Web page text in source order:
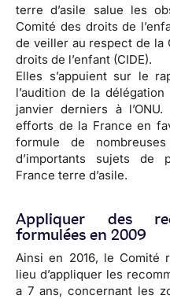
terre d’asile salue les
Comité des droits de
de veiller au respect de la
droits de l’enfant (CIDE).
Elles s’appuient sur le
l’audition de la
janvier derniers à
efforts de la France en
formule de
d’importants sujets de
France terre d’asile.
Appliquer des
formulées en 2009
Ainsi en 2016, le Comité
lieu d’appliquer les
a 7 ans, concernant les